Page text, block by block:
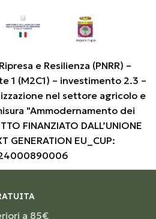
e Resilienza (PNRR) –
1 (M2C1) – investimento 2.3 –
nel settore agricolo e
"Ammodernamento dei
FINANZIATO DALL’UNIONE
GENERATION EU_CUP:
a 85€